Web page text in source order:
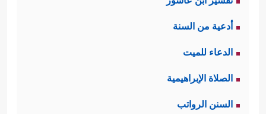
أدعية من السنة
الدعاء للميت
الصلاة الإبراهيمية
السنن الرواتب